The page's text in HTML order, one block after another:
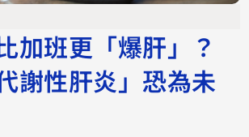
加班更「爆肝」？
謝性肝炎」恐為未